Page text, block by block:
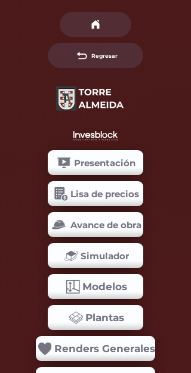
Regresar
Presentación
Lisa de precios
Avance de obra
Simulador
Modelos
Plantas
Renders Generales